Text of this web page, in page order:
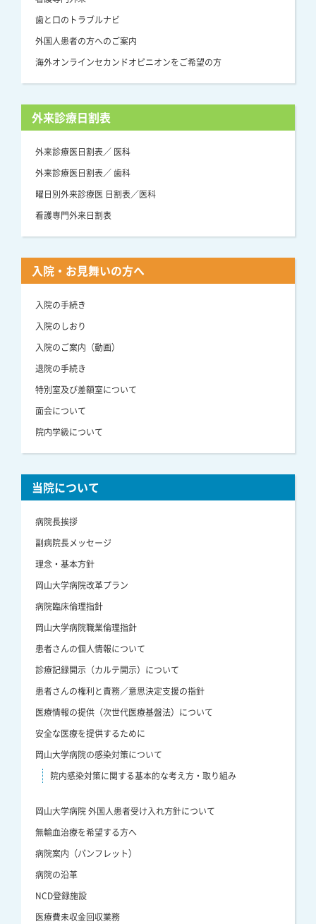
歯と口のトラブルナビ
外国人患者の方へのご案内
海外オンラインセカンドオピニオンをご希望の方
外来診療日割表
外来診療医日割表／ 医科
外来診療医日割表／ 歯科
曜日別外来診療医 日割表／医科
看護専門外来日割表
入院・お見舞いの方へ
入院の手続き
入院のしおり
入院のご案内（動画）
退院の手続き
特別室及び差額室について
面会について
院内学級について
当院について
病院長挨拶
副病院長メッセージ
理念・基本方針
岡山大学病院改革プラン
病院臨床倫理指針
岡山大学病院職業倫理指針
患者さんの個人情報について
診療記録開示（カルテ開示）について
患者さんの権利と責務／意思決定支援の指針
医療情報の提供（次世代医療基盤法）について
安全な医療を提供するために
岡山大学病院の感染対策について
院内感染対策に関する基本的な考え方・取り組み
岡山大学病院 外国人患者受け入れ方針について
無輸血治療を希望する方へ
病院案内（パンフレット）
病院の沿革
NCD登録施設
医療費未収金回収業務